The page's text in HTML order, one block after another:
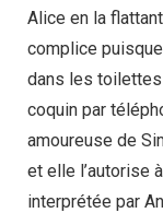
Alice en la flattant
complice
dans les
coquin par
amoureuse de
et elle l’autorise
interprétée par